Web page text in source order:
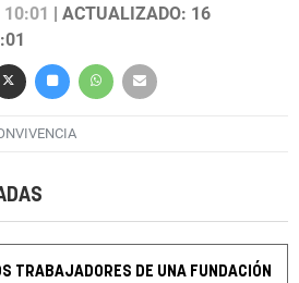
| ACTUALIZADO: 16
TRABAJADORES DE UNA FUNDACIÓN